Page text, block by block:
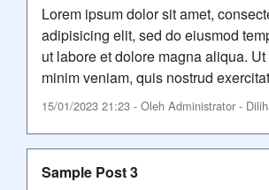
Lorem ipsum dolor sit amet,
adipisicing elit, sed do eiusmod
ut labore et dolore magna aliqua.
minim veniam, quis nostrud
15/01/2023 21:23 - Oleh Administrator -
Sample Post 3